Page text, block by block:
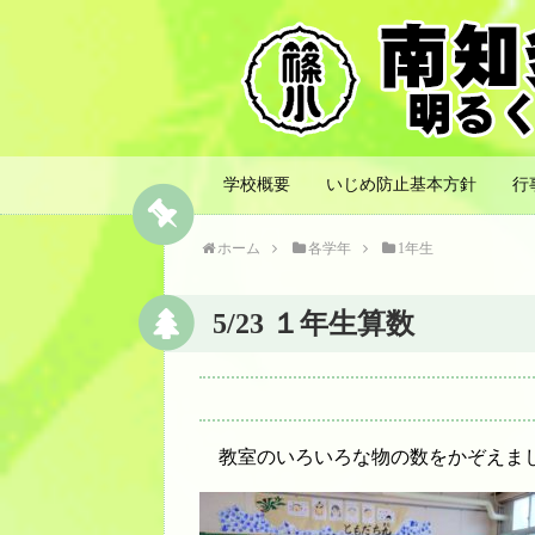
学校概要 いじめ防止基本方針 行
ホーム 各学年 1年生
5/23 １年生算数
教室のいろいろな物の数をかぞえま